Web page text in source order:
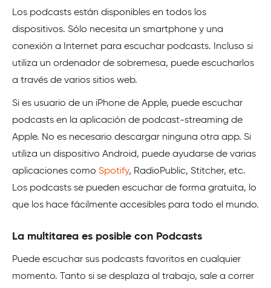
Los podcasts están disponibles en todos los
dispositivos. Sólo necesita un smartphone y una
conexión a Internet para escuchar podcasts. Incluso si
utiliza un ordenador de sobremesa, puede escucharlos
a través de varios sitios web.
Si es usuario de un iPhone de Apple, puede escuchar
podcasts en la aplicación de podcast-streaming de
Apple. No es necesario descargar ninguna otra app. Si
utiliza un dispositivo Android, puede ayudarse de varias
aplicaciones como Spotify, RadioPublic, Stitcher, etc.
Los podcasts se pueden escuchar de forma gratuita, lo
que los hace fácilmente accesibles para todo el mundo.
La multitarea es posible con Podcasts
Puede escuchar sus podcasts favoritos en cualquier
momento. Tanto si se desplaza al trabajo, sale a correr